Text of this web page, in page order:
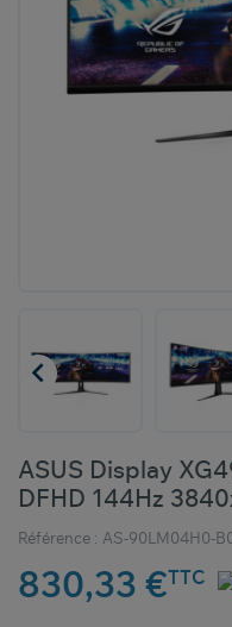

ASUS Display
DFHD 144Hz
Référence : AS-90LM04H0-
830,33 €TTC